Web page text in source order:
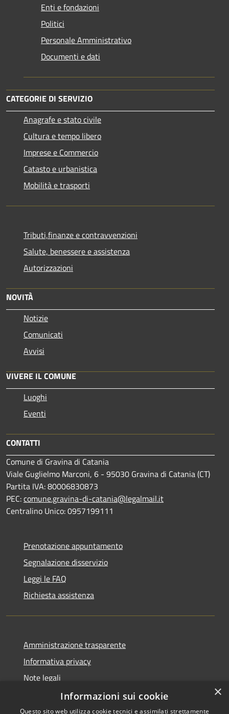
Enti e fondazioni
Politici
Personale Amministrativo
Documenti e dati
CATEGORIE DI SERVIZIO
Anagrafe e stato civile
Cultura e tempo libero
Imprese e Commercio
Catasto e urbanistica
Mobilità e trasporti
Tributi,finanze e contravvenzioni
Salute, benessere e assistenza
Autorizzazioni
NOVITÀ
Notizie
Comunicati
Avvisi
VIVERE IL COMUNE
Luoghi
Eventi
CONTATTI
Comune di Gravina di Catania
Viale Guglielmo Marconi, 6 - 95030 Gravina di Catania (CT)
Partita IVA: 80006830873
PEC:comune.gravina-di-catania@legalmail.it
Centralino Unico: 0957199111
Prenotazione appuntamento
Segnalazione disservizio
Leggi le FAQ
Richiesta assistenza
Amministrazione trasparente
Informativa privacy
Note legali
Dichiarazione di accessibilità
×
Informazioni sui cookie
Questo sito web utilizza cookie tecnici e assimilati strettamente